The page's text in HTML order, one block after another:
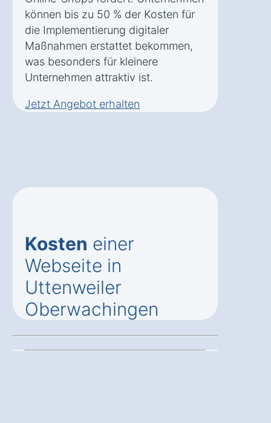
können bis zu 50 % der Kosten für
die Implementierung digitaler
Maßnahmen erstattet bekommen,
was besonders für kleinere
Unternehmen attraktiv ist.
Jetzt Angebot erhalten
Kosten einer
Webseite in
Uttenweiler
Oberwachingen